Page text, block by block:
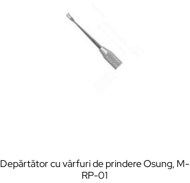
Depărtător cu vârfuri de prindere Osung, M-
RP-01